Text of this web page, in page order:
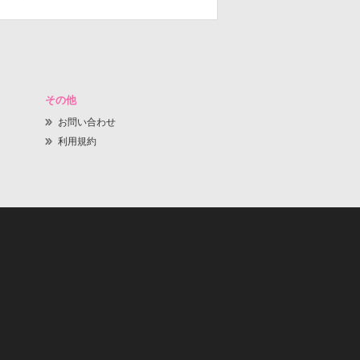
その他
お問い合わせ
利用規約